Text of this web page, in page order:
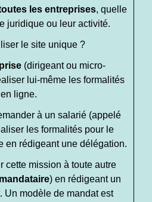
les entreprises, quelle
juridique ou leur activité.
le site unique ?
(dirigeant ou micro-
lui-même les formalités
en ligne.
à un salarié (appelé
les formalités pour le
en rédigeant une délégation.
cette mission à toute autre
mandataire) en rédigeant un
Un modèle de mandat est